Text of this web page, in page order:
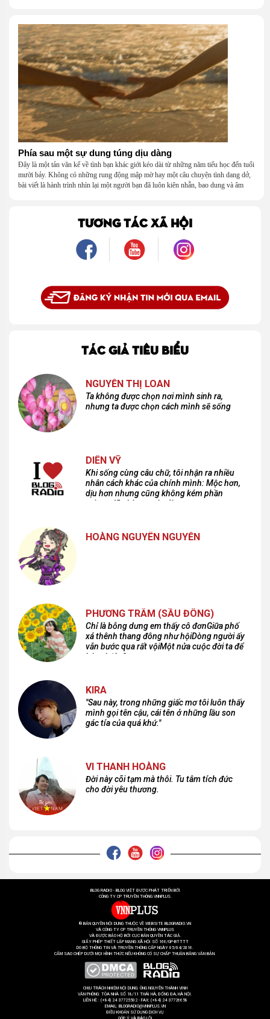
Phía sau một sự dung túng dịu dàng
Đây là một tản văn kể về tình bạn khác giới kéo dài từ những năm tiểu học đến tuổi
mười bảy. Không có những rung động mập mờ hay một câu chuyện tình dang dở,
bài viết là hành trình nhìn lại một người bạn đã luôn kiên nhẫn, bao dung và âm
là một mối tình, mà là một người luôn cho tôi quyền được là chính mình.
TƯƠNG TÁC XÃ HỘI
TÁC GIẢ TIÊU BIỂU
NGUYỄN THỊ LOAN
Ta không được chọn nơi mình sinh ra,
nhưng ta được chọn cách mình sẽ sống
DIÊN VỸ
Khi sống cùng câu chữ, tôi nhận ra nhiều
nhân cách khác của chính mình: Mộc hơn,
dịu hơn nhưng cũng không kém phần
cuồng dã và hoang hoải...
HOÀNG NGUYÊN NGUYỄN
PHƯƠNG TRÂM (SẦU ĐÔNG)
Chỉ là bỗng dưng em thấy cô đơnGiữa phố
xá thênh thang đông như hộiDòng người ấy
vẫn bước qua rất vộiMột nửa cuộc đời ta để
lại nơi đâu?
KIRA
"Sau này, trong những giấc mơ tôi luôn thấy
mình gọi tên cậu, cái tên ở những lầu son
gác tía của quá khứ."
VI THANH HOÀNG
Đời này cõi tạm mà thôi. Tu tâm tích đức
cho đời yêu thương.
BLOG RADIO - BLOG VIỆT ĐƯỢC PHÁT TRIỂN BỞI
CÔNG TY CP TRUYỀN THÔNG VNNPLUS.
® BẢN QUYỀN NỘI DUNG THUỘC VỀ WEBSITE BLOGRADIO.VN
VÀ CÔNG TY CP TRUYỀN THÔNG VNNPLUS
VÀ ĐƯỢC BẢO HỘ BỞI CỤC BẢN QUYỀN TÁC GIẢ.
GIẤY PHÉP THIẾT LẬP MẠNG XÃ HỘI SỐ 166/GP-BTTTT
DO BỘ THÔNG TIN VÀ TRUYỀN THÔNG CẤP NGÀY 05/04/2016.
CẤM SAO CHÉP DƯỚI MỌI HÌNH THỨC NẾU KHÔNG CÓ SỰ CHẤP THUẬN BẰNG VĂN BẢN.
CHỊU TRÁCH NHIỆM NỘI DUNG: ÔNG NGUYỄN THÀNH VINH
VĂN PHÒNG: TÒA NHÀ SỐ 18/11 THÁI HÀ, ĐỐNG ĐA, HÀ NỘI.
LIÊN HỆ : (+84) 24 37725502 - FAX: (+84) 24 37726658
EMAIL: BLOGRADIO@VNNPLUS.VN
ĐIỀU KHOẢN SỬ DỤNG DỊCH VỤ